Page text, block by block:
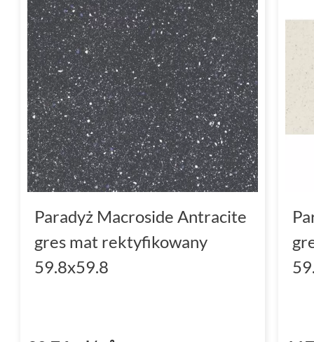
Kolory płytek Paradyż
Paradyż płytkiMacroside dostępne są w
Oferujemypłytki czarne,szare,białe
sobie niepowtarzalne kombinacje,
różne odcienie i wzory.
Właściwości płytek Paradyż
Płytki sąmrozoodporne, co sprawia, że
Wszystkie płytki z kolekcji są
idealnie proste krawędzie.
Paradyż Macroside Antracite
gres mat rektyfikowany
59.8x59.8